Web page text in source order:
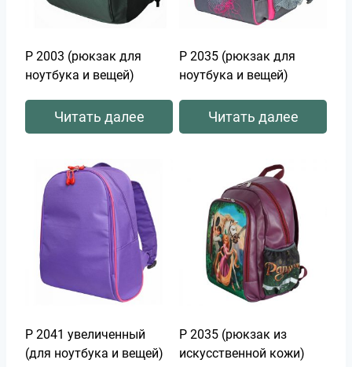
Р 2003 (рюкзак для
ноутбука и вещей)
Читать далее
Р 2035 (рюкзак для
ноутбука и вещей)
Читать далее
Р 2041 увеличенный
(для ноутбука и вещей)
Р 2035 (рюкзак из
искусственной кожи)